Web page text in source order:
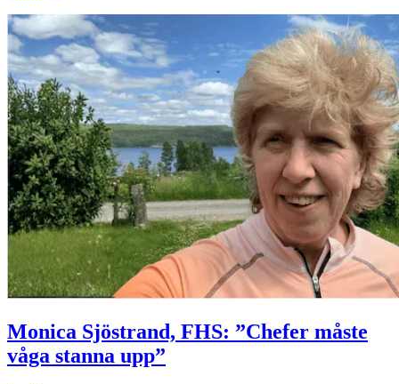
Monica Sjöstrand, FHS: ”Chefer måste
våga stanna upp”